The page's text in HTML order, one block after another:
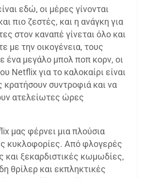
εδώ, οι μέρες γίνονται
πιο ζεστές, και η ανάγκη για
στον καναπέ γίνεται όλο και
με την οικογένεια, τους
ένα μεγάλο μπολ ποπ κορν, οι
Netflix για το καλοκαίρι είναι
κρατήσουν συντροφιά και να
ατελείωτες ώρες
μας φέρνει μια πλούσια
κυκλοφορίες. Από φλογερές
και ξεκαρδιστικές κωμωδίες,
θρίλερ και εκπληκτικές